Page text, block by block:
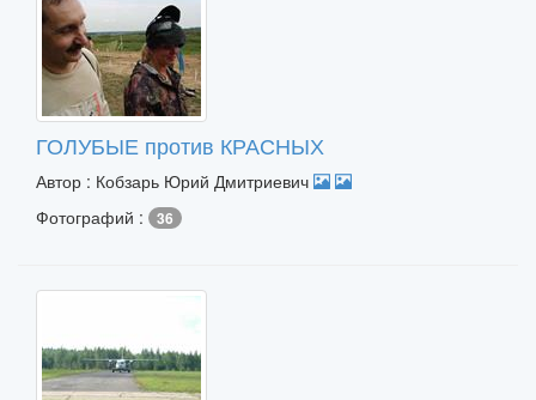
ГОЛУБЫЕ против КРАСНЫХ
Автор : Кобзарь Юрий Дмитриевич
Фотографий :
36